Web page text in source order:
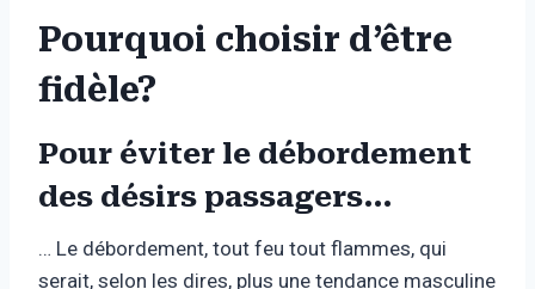
Pourquoi choisir d’être
fidèle?
Pour éviter le débordement
des désirs passagers…
… Le débordement, tout feu tout flammes, qui
serait, selon les dires, plus une tendance masculine